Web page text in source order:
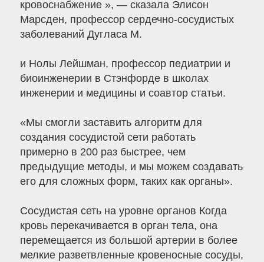
кровоснабжение », — сказала Элисон
Марсден, профессор сердечно-сосудистых
заболеваний Дугласа М.
и Нолы Лейшман, профессор педиатрии и
биоинженерии в Стэнфорде в школах
инженерии и медицины и соавтор статьи.
«Мы смогли заставить алгоритм для
создания сосудистой сети работать
примерно в 200 раз быстрее, чем
предыдущие методы, и мы можем создавать
его для сложных форм, таких как органы».
Сосудистая сеть на уровне органов Когда
кровь перекачивается в орган тела, она
перемещается из большой артерии в более
мелкие разветвленные кровеносные сосуды,